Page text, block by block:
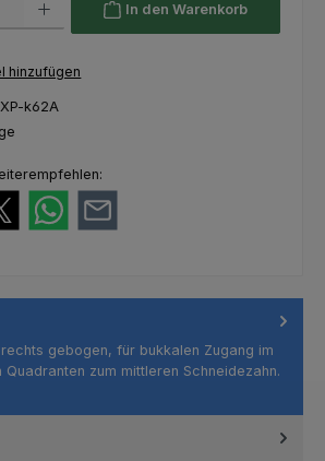
In den Warenkorb
hinzufügen
XP-k62A
gebogen, für bukkalen Zugang im
zum mittleren Schneidezahn.